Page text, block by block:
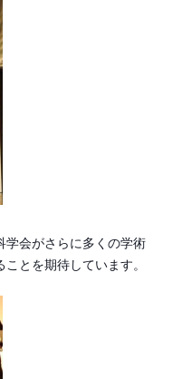
学会がさらに多くの学術
とを期待しています。